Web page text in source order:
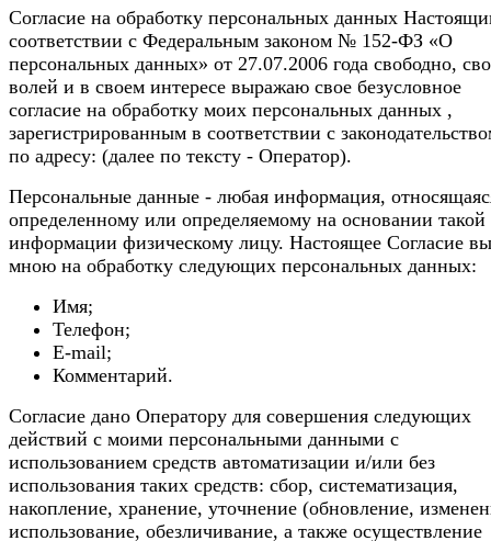
Согласие на обработку персональных данных
соответствии с Федеральным законом № 152-ФЗ «О
персональных данных» от 27.07.2006 года свободно,
волей и в своем интересе выражаю свое безусловное
согласие на обработку моих персональных данных ,
зарегистрированным в соответствии с
по адресу: (далее по тексту - Оператор).
Персональные данные - любая информация,
определенному или определяемому на основании такой
информации физическому лицу. Настоящее Согласие
мною на обработку следующих персональных данных:
Имя;
Телефон;
E-mail;
Комментарий.
Согласие дано Оператору для совершения следующих
действий с моими персональными данными с
использованием средств автоматизации и/или без
использования таких средств: сбор, систематизация,
накопление, хранение, уточнение (обновление,
использование, обезличивание, а также осуществление